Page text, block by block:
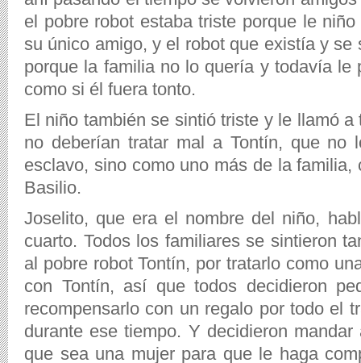
el pobre robot estaba triste porque le
su único amigo, y el robot que existía y se
porque la familia no lo quería y todavía le
como si él fuera tonto.
El niño también se sintió triste y le llamó
no deberían tratar mal a Tontín, que no
esclavo, sino como uno más de la familia,
Basilio.
Joselito, que era el nombre del niño,
cuarto. Todos los familiares se sintieron
al pobre robot Tontín, por tratarlo como
con Tontín, así que todos decidieron
recompensarlo con un regalo por todo el
durante ese tiempo. Y decidieron
que sea una mujer para que le haga